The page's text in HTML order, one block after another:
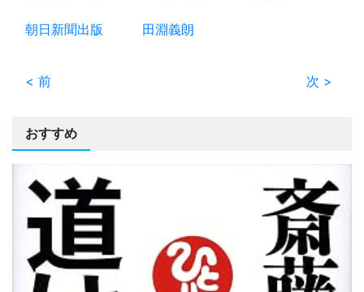
朝日新聞出版 田淵義朗
< 前 次 >
おすすめ